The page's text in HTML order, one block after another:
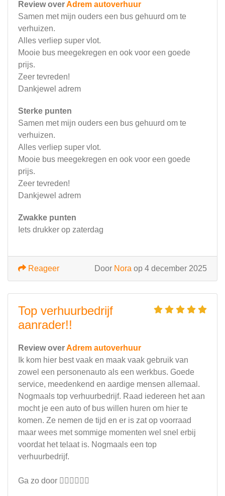
Review overAdrem autoverhuur
Samen met mijn ouders een bus gehuurd om te
verhuizen.
Alles verliep super vlot.
Mooie bus meegekregen en ook voor een goede
prijs.
Zeer tevreden!
Dankjewel adrem
Sterke punten
Samen met mijn ouders een bus gehuurd om te
verhuizen.
Alles verliep super vlot.
Mooie bus meegekregen en ook voor een goede
prijs.
Zeer tevreden!
Dankjewel adrem
Zwakke punten
Iets drukker op zaterdag
Door Nora op 4 december 2025
Reageer
Top verhuurbedrijf
aanrader!!
Review overAdrem autoverhuur
Ik kom hier best vaak en maak vaak gebruik van
zowel een personenauto als een werkbus. Goede
service, meedenkend en aardige mensen allemaal.
Nogmaals top verhuurbedrijf. Raad iedereen het aan
mocht je een auto of bus willen huren om hier te
komen. Ze nemen de tijd en er is zat op voorraad
maar wees met sommige momenten wel snel erbij
voordat het telaat is. Nogmaals een top
verhuurbedrijf.
Ga zo door 👌🏼💪🏼💪🏼